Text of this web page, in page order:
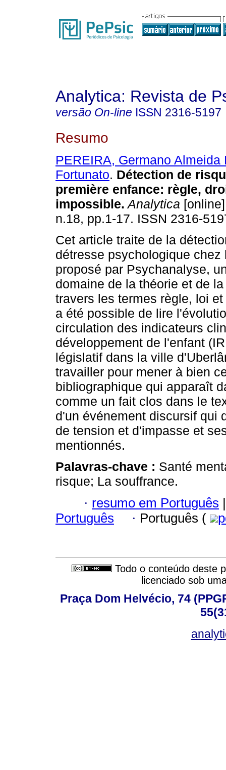
Analytica: Revista de
versão On-line ISSN 2316-5197
Resumo
PEREIRA, Germano Almeida
Fortunato. Détection de
première enfance: règle,
impossible. Analytica
n.18, pp.1-17. ISSN 2316-
Cet article traite de la
détresse psychologique chez
proposé par Psychanalyse,
domaine de la théorie et de
travers les termes règle, loi
a été possible de lire
circulation des indicateurs
développement de l'enfant
législatif dans la ville
travailler pour mener à bien
bibliographique qui apparaît
comme un fait clos dans le
d'un événement discursif qui
de tension et d'impasse et
mentionnés.
Palavras-chave : Santé
risque; La souffrance.
· resumo em Português |
Português
· Português (
Todo o conteúdo deste
licenciado sob
Praça Dom Helvécio, 74